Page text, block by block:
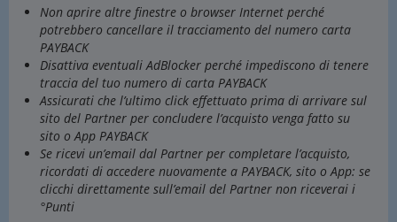
Non aprire altre finestre o browser Internet perché
potrebbero cancellare il tracciamento del numero carta
PAYBACK
Disattiva eventuali AdBlocker perché impediscono di tenere
traccia del tuo numero di carta PAYBACK
Assicurati che l’ultimo click effettuato prima di arrivare sul
sito del Partner per concludere l’acquisto venga fatto su
sito o App PAYBACK
Se ricevi un’email dal Partner per completare l’acquisto,
ricordati di accedere nuovamente a PAYBACK, sito o App: se
clicchi direttamente sull’email del Partner non riceverai i
°Punti